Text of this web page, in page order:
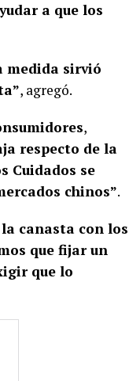
a que los
medida sirvió
, agregó.
,
respecto de la
Cuidados se
chinos”.
canasta con los
que fijar un
que lo